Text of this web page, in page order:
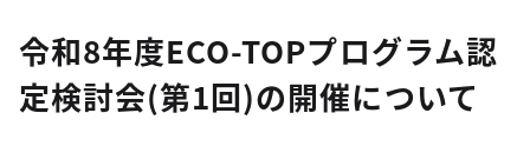
令和8年度ECO-TOPプログラム認
定検討会(第1回)の開催について